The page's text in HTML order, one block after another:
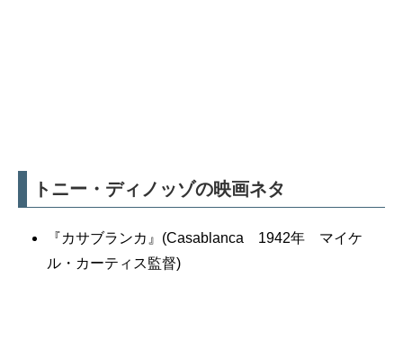
トニー・ディノッゾの映画ネタ
『カサブランカ』(Casablanca 1942年 マイケ
ル・カーティス監督)